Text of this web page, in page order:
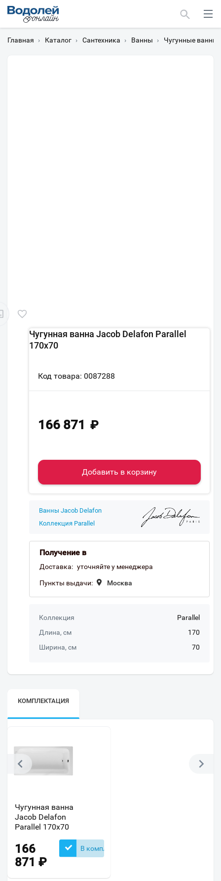
Главная › Каталог › Сантехника › Ванны › Чугунные ванны
Чугунная ванна Jacob Delafon Parallel
170x70
Код товара: 0087288
166 871 ₽
Добавить в корзину
Ванны Jacob Delafon
Коллекция Parallel
Получение в
Доставка: уточняйте у менеджера
Пункты выдачи: Москва
Коллекция
Parallel
Длина, см
170
Ширина, см
70
КОМПЛЕКТАЦИЯ
Чугунная ванна
Jacob Delafon
Parallel 170x70
166
871 ₽
В комплекте